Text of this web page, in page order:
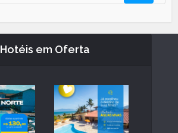
Hotéis em Oferta